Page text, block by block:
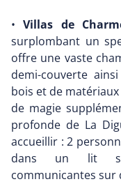
•Villas de
surplombant un
offre une vaste
demi-couverte
bois et de
de magie
profonde de La
accueillir : 2
dans un lit
communicantes sur